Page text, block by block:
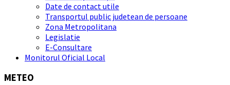
Date de contact utile
Transportul public judetean de persoane
Zona Metropolitana
Legislatie
E-Consultare
Monitorul Oficial Local
METEO